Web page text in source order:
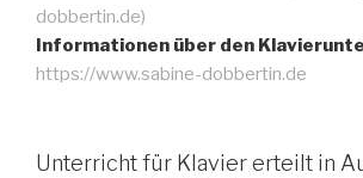
dobbertin.de)
Informationen über den
https://www.sabine-dobbertin.de
Unterricht für Klavier erteilt in